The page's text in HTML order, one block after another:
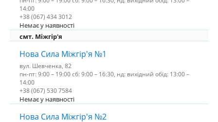
14:00
+38 (067) 434 3012
Немає у наявності
смт. Міжгір'я
Нова Сила Міжгір'я №1
вул. Шевченка, 82
пн-пт: 9:00 – 19:00 сб: 9:00 – 16:30, нд: вихідний обід: 13:00 –
14:00
+38 (067) 530 7584
Немає у наявності
Нова Сила Міжгір'я №2